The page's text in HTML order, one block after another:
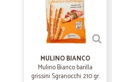
MULINO BIANCO
Mulino Bianco barilla
grissini Sgranocchi 210 gr.